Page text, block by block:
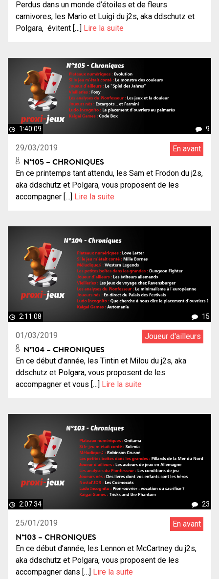
Perdus dans un monde d’étoiles et de fleurs
carnivores, les Mario et Luigi du j2s, aka ddschutz et
Polgara, évitent […]
Lire la suite
1:40:09 9
29/03/2019 En avant
N°105 – CHRONIQUES
En ce printemps tant attendu, les Sam et Frodon du j2s,
aka ddschutz et Polgara, vous proposent de les
accompagner […]
Lire la suite
2:11:08 15
01/03/2019 Joueur d'ailleurs
N°104 – CHRONIQUES
En ce début d’année, les Tintin et Milou du j2s, aka
ddschutz et Polgara, vous proposent de les
accompagner et vous […]
Lire la suite
2:07:34 23
25/01/2019 En avant
N°103 – CHRONIQUES
En ce début d’année, les Lennon et McCartney du j2s,
aka ddschutz et Polgara, vous proposent de les
accompagner dans […]
Lire la suite